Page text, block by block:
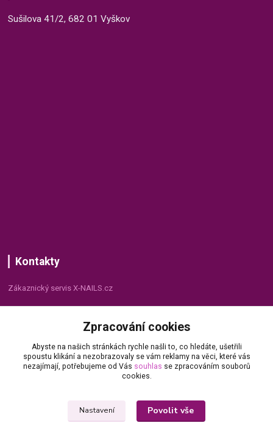
Sušilova 41/2, 682 01 Vyškov
Kontakty
Zákaznický servis X-NAILS.cz
+420 735 055 075
info@x-nails.cz
Zpracování cookies
Abyste na našich stránkách rychle našli to, co hledáte, ušetřili
spoustu klikání a nezobrazovaly se vám reklamy na věci, které vás
nezajímají, potřebujeme od Vás souhlas se zpracováním souborů
cookies.
Nastavení Povolit vše